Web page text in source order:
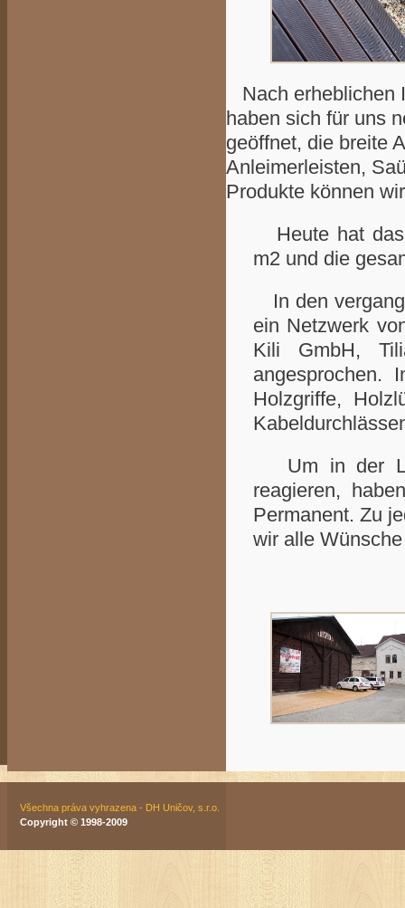
Nach erheblichen
haben sich für uns
geöffnet, die breite
Anleimerleisten,
Produkte können
Heute hat das
m2 und die
In den
ein Netzwerk
Kili GmbH,
angesprochen.
Holzgriffe,
Um in der
reagieren,
Permanent. Zu
wir alle
Všechna práva vyhrazena - DH Uničov, s.r.o.
Copyright © 1998-2009